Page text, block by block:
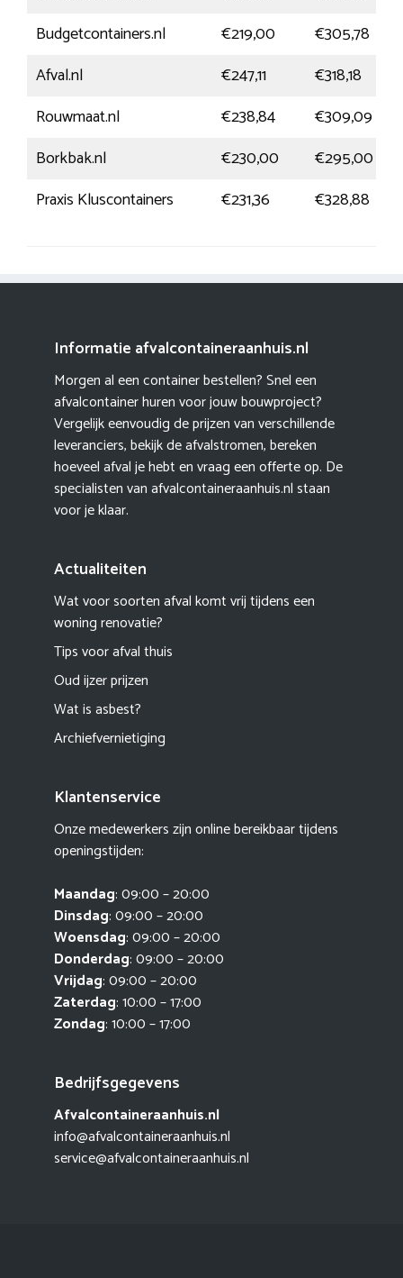
Budgetcontainers.nl
€219,00
€305,78
Afval.nl
€247,11
€318,18
Rouwmaat.nl
€238,84
€309,09
Borkbak.nl
€230,00
€295,00
Praxis Kluscontainers
€231,36 €328,88
Informatie afvalcontaineraanhuis.nl
Morgen al een container bestellen? Snel een
afvalcontainer huren voor jouw bouwproject?
Vergelijk eenvoudig de prijzen van verschillende
leveranciers, bekijk de afvalstromen, bereken
hoeveel afval je hebt en vraag een offerte op. De
specialisten van afvalcontaineraanhuis.nl staan
voor je klaar.
Actualiteiten
Wat voor soorten afval komt vrij tijdens een
woning renovatie?
Tips voor afval thuis
Oud ijzer prijzen
Wat is asbest?
Archiefvernietiging
Klantenservice
Onze medewerkers zijn online bereikbaar tijdens
openingstijden:
Maandag: 09:00 – 20:00
Dinsdag: 09:00 – 20:00
Woensdag: 09:00 – 20:00
Donderdag: 09:00 – 20:00
Vrijdag: 09:00 – 20:00
Zaterdag: 10:00 – 17:00
Zondag: 10:00 – 17:00
Bedrijfsgegevens
Afvalcontaineraanhuis.nl
info@afvalcontaineraanhuis.nl
service@afvalcontaineraanhuis.nl